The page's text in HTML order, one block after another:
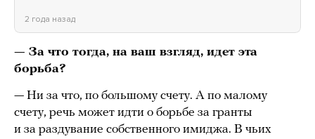
2 года назад
— За что тогда, на ваш взгляд, идет эта
борьба?
— Ни за что, по большому счету. А по малому
счету, речь может идти о борьбе за гранты
и за раздувание собственного имиджа. В чьих